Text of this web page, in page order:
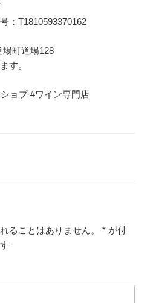
：T1810593370162
場町道場128
す。
ョプ #ワイン専門店
ることはありません。 * が付